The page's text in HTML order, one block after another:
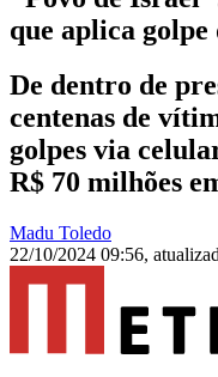
que aplica golpe
De dentro de
centenas de
golpes via
R$ 70 milhões
Madu Toledo
22/10/2024 09:56,